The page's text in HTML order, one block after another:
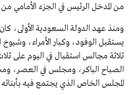
من المدخل الرئيس في الجزء الأمامي من
ومنذ عهد الدولة السعودية الأولى،
يستقبل الوفود، وكبار الأمراء،
ثلاثة مجالس استقبال في اليوم على
الصباح الباكر، ومجلس في العصر،
المجلس الخاص الذي يجتمع فيه